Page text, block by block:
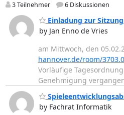
3 Teilnehmer 6 Diskussionen
Einladung zur
by Jan Enno de Vries
am Mittwoch, den
hannover.de/room/
Vorläufige
Genehmigung
by Fachrat Informatik